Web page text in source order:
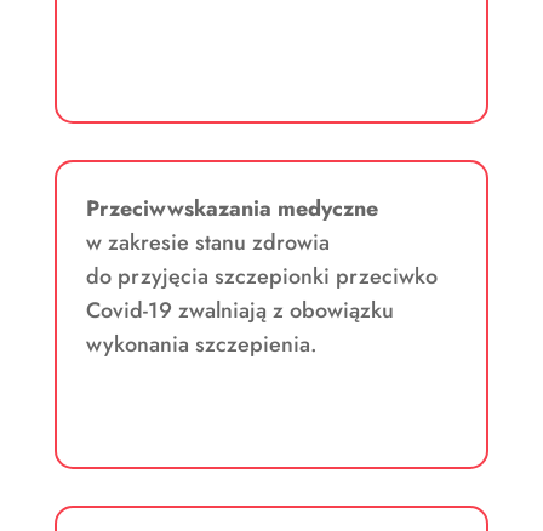
Przeciwwskazania medyczne
w zakresie stanu zdrowia
do przyjęcia szczepionki przeciwko
Covid-19 zwalniają z obowiązku
wykonania szczepienia.